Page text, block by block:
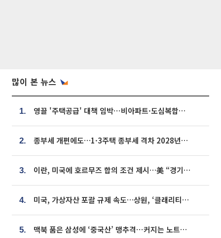
많이 본 뉴스
1. 영끌 '주택공급' 대책 임박⋯비아파트·도심복합까지 총동원
2. 종부세 개편에도…1·3주택 종부세 격차 2028년부터 확대
3. 이란, 미국에 호르무즈 합의 조건 제시…美 “경기 아직 안 끝나” [종합]
4. 미국, 가상자산 포괄 규제 속도…상원, ‘클래리티법’ 9월 절차투표 추진
5. 맥북 품은 삼성에 ‘중국산’ 맹추격⋯커지는 노트북 OLED 시장